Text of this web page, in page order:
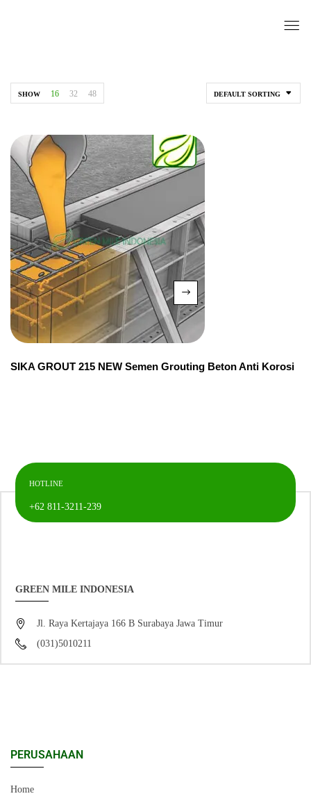
DEFAULT SORTING
SHOW 16 32 48
SIKA GROUT 215 NEW Semen Grouting Beton Anti Korosi
HOTLINE
+62 811-3211-239
GREEN MILE INDONESIA
Jl. Raya Kertajaya 166 B Surabaya Jawa Timur
(031)5010211
PERUSAHAAN
Home